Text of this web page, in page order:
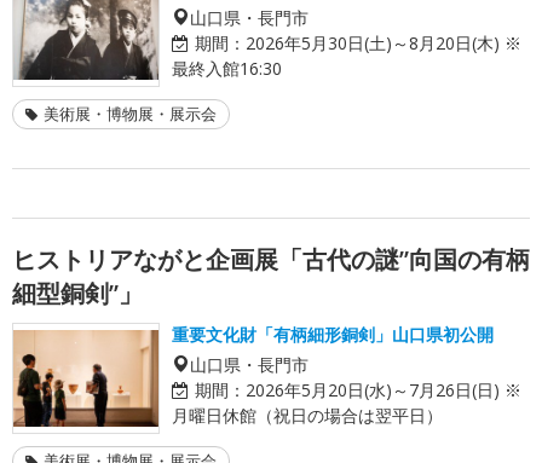
山口県・長門市
期間： 2026年5月30日(土)～8月20日(木) ※
最終入館16:30
美術展・博物展・展示会
ヒストリアながと企画展「古代の謎”向国の有柄
細型銅剣”」
重要文化財「有柄細形銅剣」山口県初公開
山口県・長門市
期間： 2026年5月20日(水)～7月26日(日) ※
月曜日休館（祝日の場合は翌平日）